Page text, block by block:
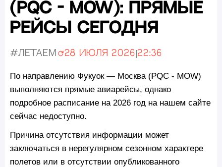
(PQC - MOW): прямые
рейсы сегодня
#Летаем Обновлено:
28 июля 2026 |22:36
По направлению Фукуок — Москва (PQC - MOW)
выполняются прямые авиарейсы, однако
подробное расписание на 2026 год на нашем сайте
сейчас недоступно.
Причина отсутствия информации может
заключаться в нерегулярном сезонном характере
полетов или в отсутствии опубликованного